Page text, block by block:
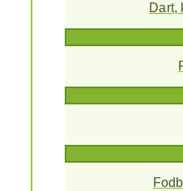
Dart,